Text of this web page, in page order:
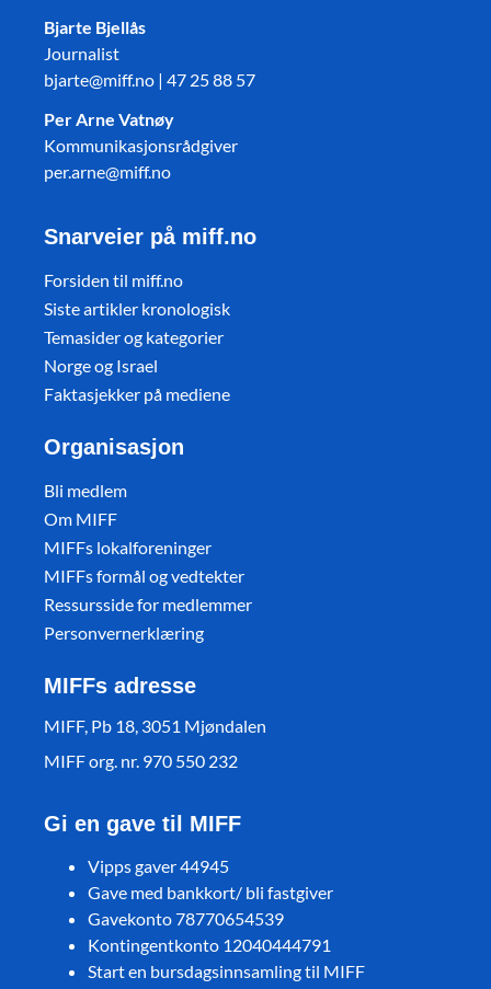
Bjarte Bjellås
Journalist
bjarte@miff.no | 47 25 88 57
Per Arne Vatnøy
Kommunikasjonsrådgiver
per.arne@miff.no
Snarveier på miff.no
Forsiden til miff.no
Siste artikler kronologisk
Temasider og kategorier
Norge og Israel
Faktasjekker på mediene
Organisasjon
Bli medlem
Om MIFF
MIFFs lokalforeninger
MIFFs formål og vedtekter
Ressursside for medlemmer
Personvernerklæring
MIFFs adresse
MIFF, Pb 18, 3051 Mjøndalen
MIFF org. nr. 970 550 232
Gi en gave til MIFF
Vipps gaver 44945
Gave med bankkort/ bli fastgiver
Gavekonto 78770654539
Kontingentkonto 12040444791
Start en bursdagsinnsamling til MIFF